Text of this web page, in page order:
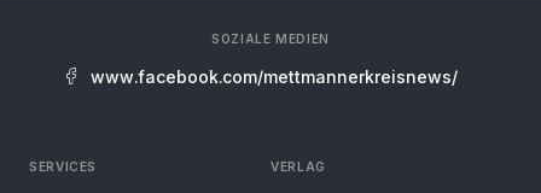
SOZIALE MEDIEN
www.facebook.com/mettmannerkreisnews/
SERVICES VERLAG